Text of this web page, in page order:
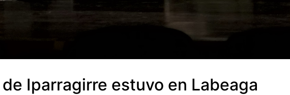
Iparragirre estuvo en Labeaga